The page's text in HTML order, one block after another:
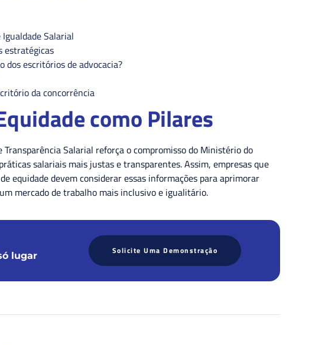
Salarial
estratégicas
dos escritórios de advocacia?
da concorrência
como Pilares
Salarial reforça o compromisso do Ministério do
salariais mais justas e transparentes. Assim, empresas que
equidade devem considerar essas informações para aprimorar
mercado de trabalho mais inclusivo e igualitário.
lugar
Solicite Uma Demonstração